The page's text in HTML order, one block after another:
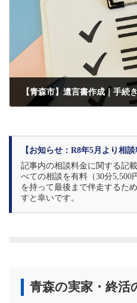
【お知らせ：R8年5月より相
記事内の相談料金に関する記
べての相談を有料（30分
を持って最後まで伴走するた
すと幸いです。
青森の実家・終活